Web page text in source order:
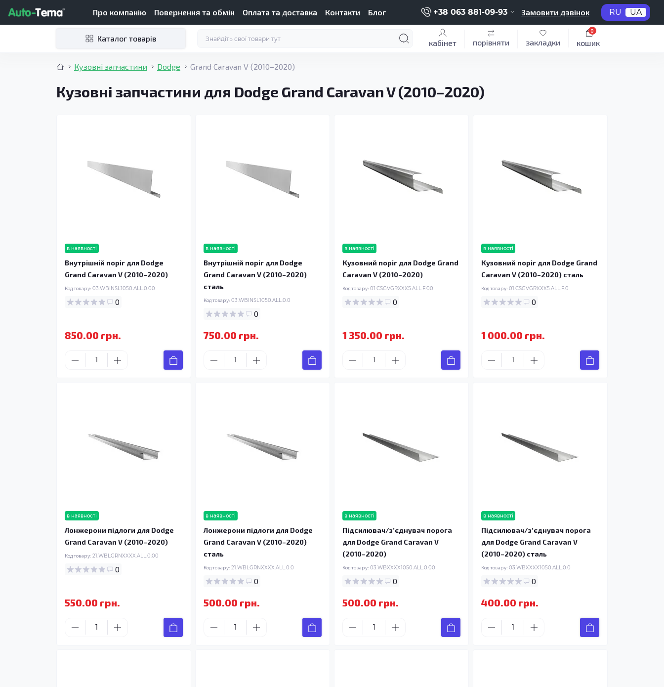
Про компанію Повернення та обмін Оплата та доставка Контакти Блог +38 063 881-09-93 Замовити дзвінок RU UA
Каталог товарів кабінет порівняти закладки кошик
0
Кузовні запчастини Dodge Grand Caravan V (2010–2020)
Кузовні запчастини для Dodge Grand Caravan V (2010–2020)
в наявності
Внутрішній поріг для Dodge
Grand Caravan V (2010–2020)
Код товару: 03.WBINSL1050.ALL.0.00
0
850.00 грн.
в наявності
Внутрішній поріг для Dodge
Grand Caravan V (2010–2020)
сталь
Код товару: 03.WBINSL1050.ALL.0.0
0
750.00 грн.
в наявності
Кузовний поріг для Dodge Grand
Caravan V (2010–2020)
Код товару: 01.CSGVGRXXX5.ALL.F.00
0
1 350.00 грн.
в наявності
Кузовний поріг для Dodge Grand
Caravan V (2010–2020) сталь
Код товару: 01.CSGVGRXXX5.ALL.F.0
0
1 000.00 грн.
в наявності
Лонжерони підлоги для Dodge
Grand Caravan V (2010–2020)
Код товару: 21.WBLGRNXXXX.ALL.0.00
0
550.00 грн.
в наявності
Лонжерони підлоги для Dodge
Grand Caravan V (2010–2020)
сталь
Код товару: 21.WBLGRNXXXX.ALL.0.0
0
500.00 грн.
в наявності
Підсилювач/зʼєднувач порога
для Dodge Grand Caravan V
(2010–2020)
Код товару: 03.WBXXXX1050.ALL.0.00
0
500.00 грн.
в наявності
Підсилювач/зʼєднувач порога
для Dodge Grand Caravan V
(2010–2020) сталь
Код товару: 03.WBXXXX1050.ALL.0.0
0
400.00 грн.